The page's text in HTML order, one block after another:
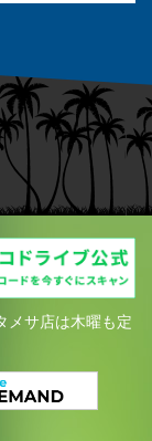
メサ店は木曜も定